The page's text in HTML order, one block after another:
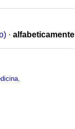
· alfabeticamente